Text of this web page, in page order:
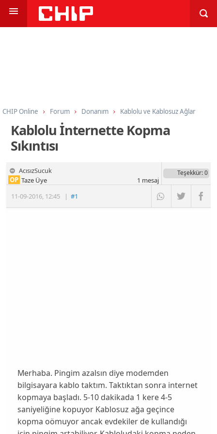
CHIP Online Forum Donanım Kablolu ve Kablosuz Ağlar
Kablolu İnternette Kopma
Sıkıntısı
AcısızSucuk
11-09-2016, 12:45 |#1
OP Taze Üye
Teşekkür: 0
1 mesaj
Merhaba. Pingim azalsın diye modemden
bilgisayara kablo taktım. Taktıktan sonra internet
kopmaya başladı. 5-10 dakikada 1 kere 4-5
saniyeliğine kopuyor Kablosuz ağa geçince
kopma oömuyor ancak evdekiler de kullandığı